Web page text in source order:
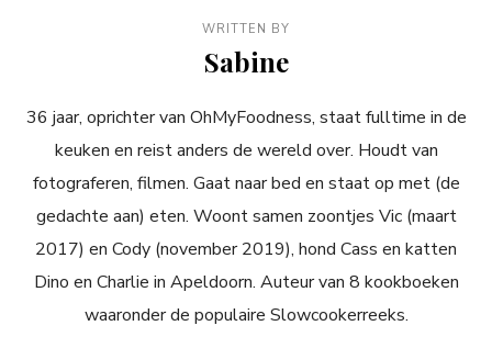
WRITTEN BY
Sabine
36 jaar, oprichter van OhMyFoodness, staat fulltime in de
keuken en reist anders de wereld over. Houdt van
fotograferen, filmen. Gaat naar bed en staat op met (de
gedachte aan) eten. Woont samen zoontjes Vic (maart
2017) en Cody (november 2019), hond Cass en katten
Dino en Charlie in Apeldoorn. Auteur van 8 kookboeken
waaronder de populaire Slowcookerreeks.